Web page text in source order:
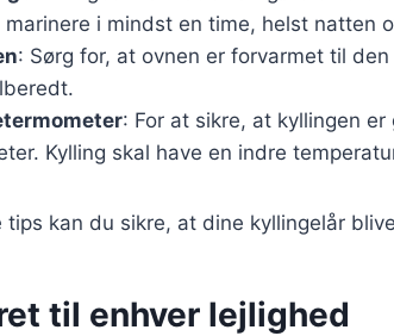
marinere i mindst en time, helst natten
: Sørg for, at ovnen er forvarmet til
: For at sikre, at kyllingen
Kylling skal have en indre
kan du sikre, at dine kyllingelår
til enhver lejlighed